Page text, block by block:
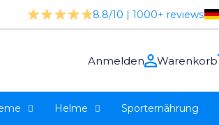
8.8/10 | 1000+ reviews
Anmelden Warenkorb
Helme Sporternährung